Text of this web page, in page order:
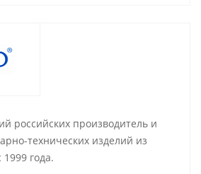
российских производитель и
технических изделий из
года.